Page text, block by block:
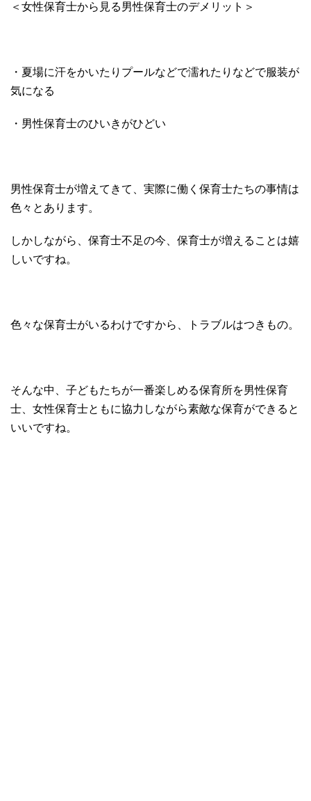
＜女性保育士から見る男性保育士のデメリット＞
・夏場に汗をかいたりプールなどで濡れたりなどで服装が
気になる
・男性保育士のひいきがひどい
男性保育士が増えてきて、実際に働く保育士たちの事情は
色々とあります。
しかしながら、保育士不足の今、保育士が増えることは嬉
しいですね。
色々な保育士がいるわけですから、トラブルはつきもの。
そんな中、子どもたちが一番楽しめる保育所を男性保育
士、女性保育士ともに協力しながら素敵な保育ができると
いいですね。